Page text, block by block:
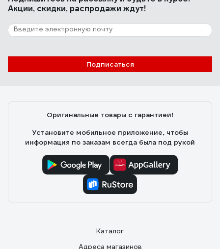
Акции, скидки, распродажи ждут!
Подписаться
Оригинальные товары с гарантией!
Установите мобильное приложение, чтобы
информация по заказам всегда была под рукой
Каталог
Адреса магазинов